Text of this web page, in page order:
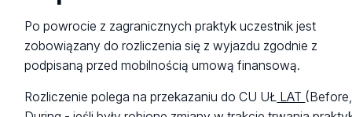
dokumentu poświadczającego, że praktykant będzie
ubezpieczeniem OC i NNW w miejscu realizacji praktyki lub
też poprosić o otrzymanie mailowego zapewnienia, że
ubezpieczenie będzie przysługiwało praktykantowi.
(agnieszka.lukawska@uni.lodz.pl) oświadczenia dot.
planowanej podróży.
długookresowa), odległości pomiędzy Łodzią a
Po powrocie z zagranicznych praktyk uczestnik jest
zobowiązany do rozliczenia się z wyjazdu zgodnie z
podpisaną przed mobilnością umową finansową.
Rozliczenie polega na przekazaniu do CU UŁ LAT (Before,